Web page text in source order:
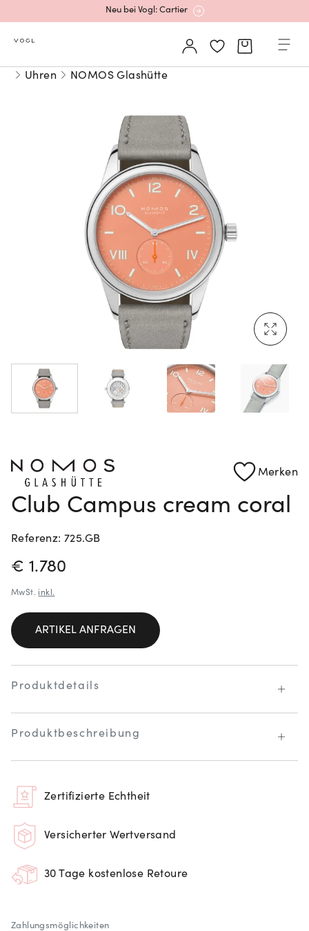
Neu bei Vogl: Cartier
Mehr erfahren: Ikonische Uhren von Cartier
Rolex Certified Pre-Owned entdecken
Neu bei Vogl: Uhren von Grand Seiko
Neu bei Vogl: Cartier
Mehr erfahren: Ikonische Uhren von Cartier
Rolex Certified Pre-Owned entdecken
Uhren NOMOS Glashütte
Merken
Club Campus cream coral
Referenz: 725.GB
PREISINFORMATIONEN
€ 1.780
MwSt. inkl.
ARTIKEL ANFRAGEN
Produktdetails
Produktbeschreibung
Zertifizierte Echtheit
Versicherter Wertversand
30 Tage kostenlose Retoure
Zahlungsmöglichkeiten